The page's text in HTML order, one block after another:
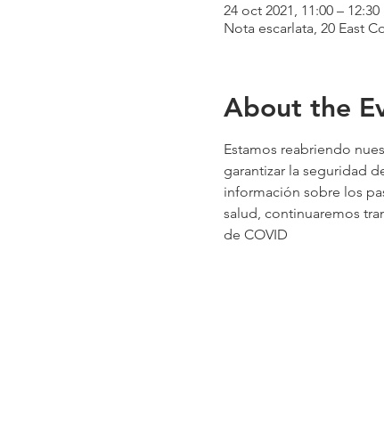
24 oct 2021, 11:00 – 12:30
Nota escarlata, 20 East
About the
Estamos reabriendo
garantizar la seguridad
información sobre los
salud, continuaremos
de COVID